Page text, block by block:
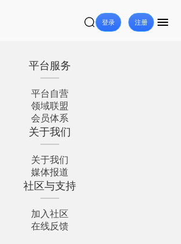
登录 注册
平台服务
平台自营
领域联盟
会员体系
关于我们
关于我们
媒体报道
社区与支持
加入社区
在线反馈